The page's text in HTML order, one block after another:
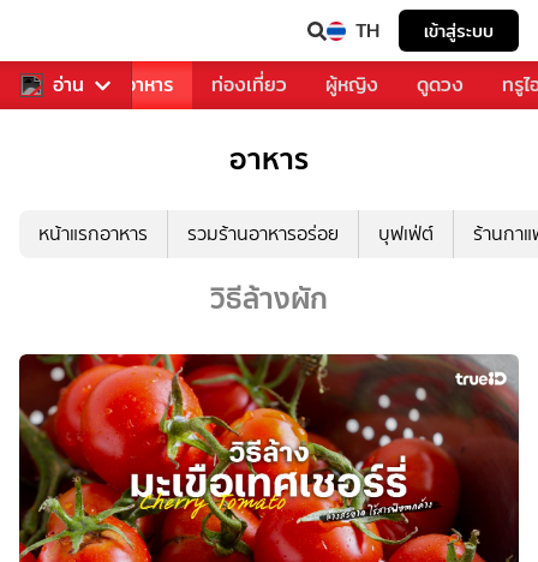
TH เข้าสู่ระบบ
อ่าน
การเพลง อาหาร ท่องเที่ยว ผู้หญิง ดูดวง ทรู
อาหาร
หน้าแรกอาหาร รวมร้านอาหารอร่อย บุฟเฟ่ต์ ร้านกา
วิธีล้างผัก